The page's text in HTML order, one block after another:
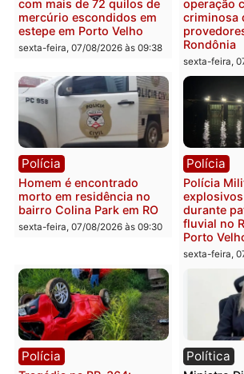
2 MILHÕES – Unnesa
apresenta documentos
que comprovam
transparência e legalidade
na operação alvo da PF
sexta-feira, 07/08/2026 às 12:24
400
sexta-
Polícia
Casal é preso pela PRF
estepe em Porto Velho
sexta-feira, 07/08/2026 às 09:38
sexta-